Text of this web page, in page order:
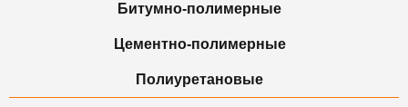
Битумно-полимерные
Цементно-полимерные
Полиуретановые